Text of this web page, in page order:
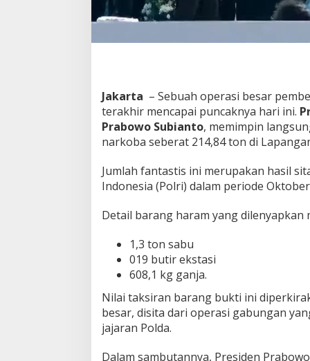
N
a
R
a
k
s
s
a
Jakarta – Sebuah operasi besar
terakhir mencapai puncaknya hari ini.
Prabowo Subianto, memimpin
narkoba seberat 214,84 ton di
Jumlah fantastis ini merupakan hasil
Indonesia (Polri) dalam periode
Detail barang haram yang dilenyapkan
1,3 ton sabu
019 butir ekstasi
608,1 kg ganja.
Nilai taksiran barang bukti ini
besar, disita dari operasi gabungan
jajaran Polda.
Dalam sambutannya, Presiden